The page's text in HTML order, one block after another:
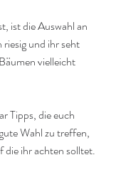
ist die Auswahl an
und ihr seht
vielleicht
Tipps, die euch
Wahl zu treffen,
die ihr achten solltet.